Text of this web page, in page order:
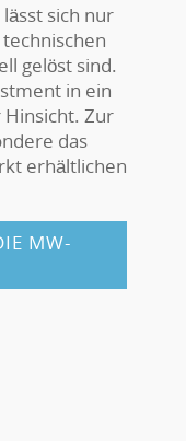
sich nur
gelöst sind.
in ein
Zur
das
erhältlichen
MW-